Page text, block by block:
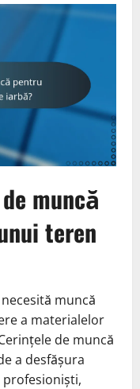
muncă
teren
muncă
a materialelor
de muncă
a desfășura
profesioniști,